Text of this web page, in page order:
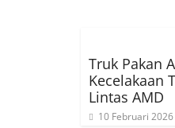
Truk Pakan
Kecelakaan
Lintas AMD
10 Februari 2026